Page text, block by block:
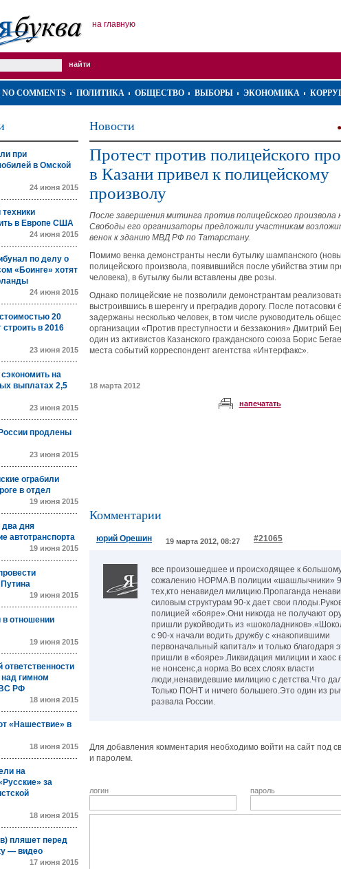
на главную
NO COMMENTS ПОЛИТИКА ОБЩЕСТВО ВЫБОРЫ ЭКОНОМИКА
при
в Омской
24 июня 2015
в Европе США
24 июня 2015
по делу о
«Боинге» хотят
24 июня 2015
20
в 2016
23 июня 2015
на
выплатах 2,5
23 июня 2015
продлены
23 июня 2015
ограбили
в отдел
19 июня 2015
два дня
автотранспорта
19 июня 2015
19 июня 2015
в отношении
19 июня 2015
ответственности
над гимном
РФ
18 июня 2015
«Нашествие» в
18 июня 2015
на
за
18 июня 2015
пляшет перед
— видео
17 июня 2015
Новости
Протест против полицейского
в Казани привел к полицейскому
произволу
После завершения митинга против полицейского произвола
Свободы его организаторы предложили участникам
венок к зданию МВД РФ по Татарстану.
Помимо венка демонстранты несли бутылку шампанского
полицейского произвола, появившийся после убийства этим
человека), в бутылку были вставлены две розы.
Однако полицейские не позволили демонстрантам
выстроившись в шеренгу и преградив дорогу. После потасовки
задержаны несколько человек, в том числе руководитель
организации «Против преступности и беззакония» Дмитрий
один из активистов Казанского гражданского союза Борис
места событий корреспондент агентства «Интерфакс».
18 марта 2012
напечатать
Комментарии
юрий Орешин 19 марта 2012, 08:27 #21065
все произошедшее и происходящее к
сожалению НОРМА.В полиции «шашлычники»
тех,кто ненавидел милицию.Пропаганда
силовым структурам 90-х дает свои
полицией «бояре».Они никогда не получают
пришли рукойводить из
с 90-х начали водить дружбу с «накопившими
первоначальный капитал» и только благодаря
пришли в «бояре».Ликвидация милиции и хаос
не нонсенс,а норма.Во всех слоях власти
люди,ненавидевшие милицию с детства.Что
Только ПОНТ и ничего большего.Это один из
развала России.
Для добавления комментария необходимо войти на сайт под
и паролем.
логин пароль